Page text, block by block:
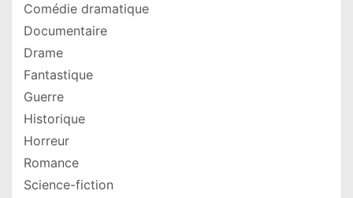
Comédie dramatique
Documentaire
Drame
Fantastique
Guerre
Historique
Horreur
Romance
Science-fiction